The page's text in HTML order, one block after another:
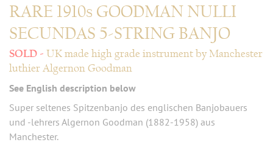
RARE 1910s GOODMAN NULLI
SECUNDAS 5-STRING BANJO
UK made high grade instrument by Manchester
luthier Algernon Goodman
See English description below
Super seltenes Spitzenbanjo des englischen Banjobauers
und -lehrers Algernon Goodman (1882-1958) aus
Manchester.